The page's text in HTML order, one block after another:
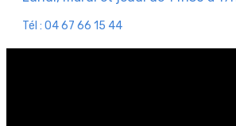
Tél : 04 67 66 15 44